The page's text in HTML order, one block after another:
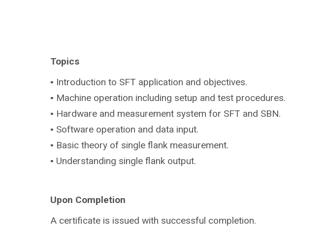
Topics
▪ Introduction to SFT application and objectives.
▪ Machine operation including setup and test procedures.
▪ Hardware and measurement system for SFT and SBN.
▪ Software operation and data input.
▪ Basic theory of single flank measurement.
▪ Understanding single flank output.
Upon Completion
A certificate is issued with successful completion.